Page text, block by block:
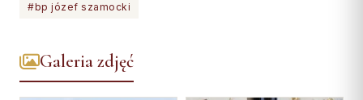
#bp józef szamocki
Galeria zdjęć